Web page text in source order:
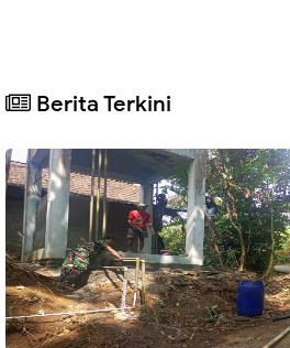
Berita Terkini